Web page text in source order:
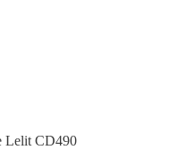
Lelit CD490